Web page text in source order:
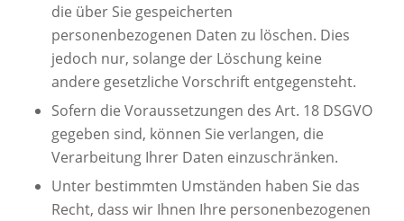
die über Sie gespeicherten
personenbezogenen Daten zu löschen. Dies
jedoch nur, solange der Löschung keine
andere gesetzliche Vorschrift entgegensteht.
Sofern die Voraussetzungen des Art. 18 DSGVO
gegeben sind, können Sie verlangen, die
Verarbeitung Ihrer Daten einzuschränken.
Unter bestimmten Umständen haben Sie das
Recht, dass wir Ihnen Ihre personenbezogenen